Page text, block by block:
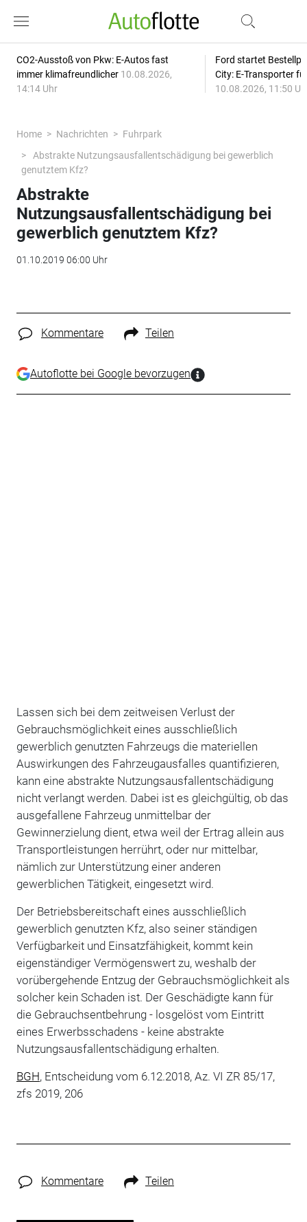
CO2-Ausstoß von Pkw: E-Autos fast
immer klimafreundlicher 10.08.2026,
14:14 Uhr
Ford startet
City: E-Transporter
10.08.2026, 11:50
Home Nachrichten
Fuhrpark
Abstrakte Nutzungsausfallentschädigung bei gewerblich
genutztem Kfz?
Abstrakte
Nutzungsausfallentschädigung bei
gewerblich genutztem Kfz?
01.10.2019 06:00 Uhr
Kommentare Teilen
Autoflotte bei Google bevorzugen
Lassen sich bei dem zeitweisen Verlust der
Gebrauchsmöglichkeit eines ausschließlich
gewerblich genutzten Fahrzeugs die materiellen
Auswirkungen des Fahrzeugausfalles quantifizieren,
kann eine abstrakte Nutzungsausfallentschädigung
nicht verlangt werden. Dabei ist es gleichgültig, ob das
ausgefallene Fahrzeug unmittelbar der
Gewinnerzielung dient, etwa weil der Ertrag allein aus
Transportleistungen herrührt, oder nur mittelbar,
nämlich zur Unterstützung einer anderen
gewerblichen Tätigkeit, eingesetzt wird.
Der Betriebsbereitschaft eines ausschließlich
gewerblich genutzten Kfz, also seiner ständigen
Verfügbarkeit und Einsatzfähigkeit, kommt kein
eigenständiger Vermögenswert zu, weshalb der
vorübergehende Entzug der Gebrauchsmöglichkeit als
solcher kein Schaden ist. Der Geschädigte kann für
die Gebrauchsentbehrung - losgelöst vom Eintritt
eines Erwerbsschadens - keine abstrakte
Nutzungsausfallentschädigung erhalten.
BGH, Entscheidung vom 6.12.2018, Az. VI ZR 85/17,
zfs 2019, 206
Kommentare Teilen